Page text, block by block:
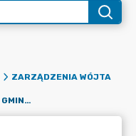
ZARZĄDZENIA WÓJTA
ZARZĄDZENIE NR 59/2023 WÓJTA GMINY RASZYN Z DNIA 23 MARCA 2023 R. W SPRAWIE OGŁOSZENIA W DZIENNIKU URZĘDOWYM WOJEWÓDZTWA MAZOWIECKIEGO ZESTAWIENIA DANYCH DOTYCZĄCYCH CZYNSZÓW NAJMU LOKALI MIESZKALNYCH NIENALEŻĄCYCH DO PUBLICZNEGO ZASOBU MIESZKANIOWEGO ZA 2022 R., POŁOŻONYCH NA OBSZARZE GMINY RASZYN